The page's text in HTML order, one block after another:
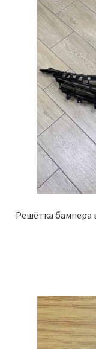
Решётка бампера